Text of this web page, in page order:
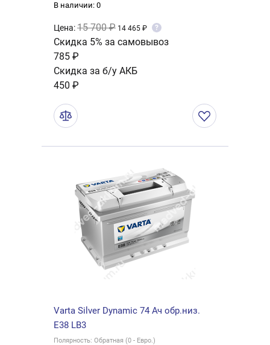
В наличии: 0
Цена:15 700 ₽ 14 465 ₽ ?
Скидка 5% за самовывоз
785 ₽
Скидка за б/у АКБ
450 ₽
Varta Silver Dynamic 74 Ач обр.низ.
E38 LB3
Полярность: Обратная (0 - Евро.)